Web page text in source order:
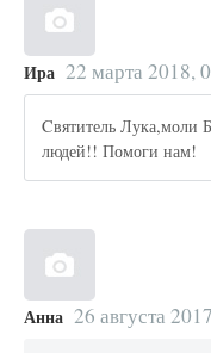
Ира 22 марта 2018,
Cвятитель Лука,моли
людей!! Помоги нам!
Анна 26 августа